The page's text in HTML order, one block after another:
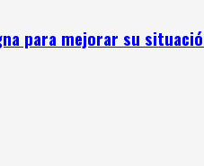
para mejorar su